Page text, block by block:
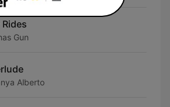
Gun
Alberto